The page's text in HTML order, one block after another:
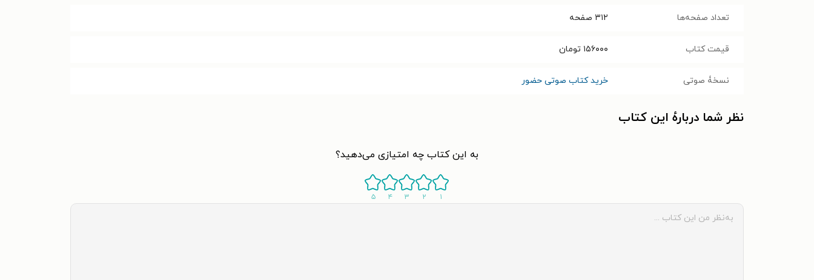
تعداد صفحه‌ها ۳۱۲ صفحه
قیمت کتاب ۱۵۶۰۰۰ تومان
نسخۀ صوتی خرید کتاب صوتی حضور
نظر شما دربارهٔ این کتاب
به این کتاب چه امتیازی می‌دهید؟
۱ ۲ ۳ ۴ ۵